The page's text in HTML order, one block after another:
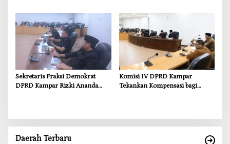
Ancaman Kekosongan Obat
demi Wujudkan Kampar Dihati
Sekretaris Fraksi Demokrat
DPRD Kampar Rizki Ananda
Komisi IV DPRD Kampar
Tekankan Kompensasi bagi
Daerah Terbaru